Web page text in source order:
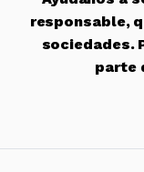
responsable,
sociedades.
parte